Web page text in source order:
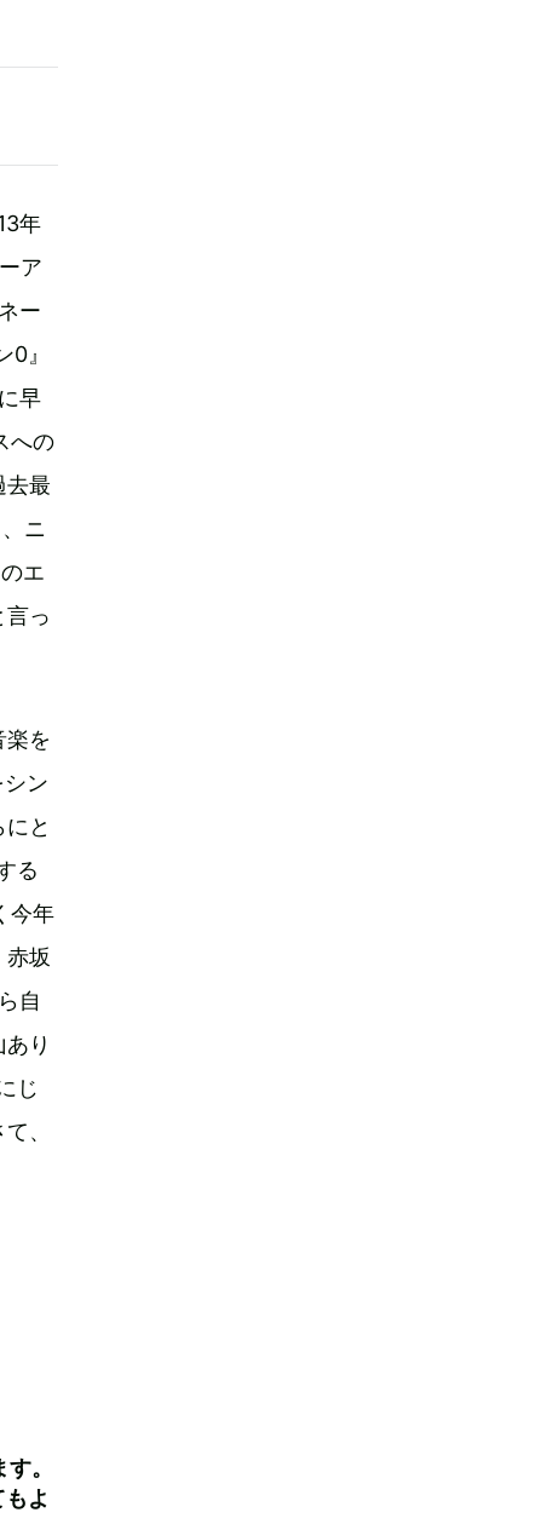
年
ア
ー
』
早
への
去最
ニ
エ
言っ
楽を
ン
と
る
今年
赤坂
自
り
じ
、
。
よ